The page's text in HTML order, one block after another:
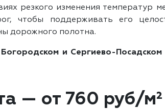
резкого изменения температур
чтобы поддерживать его
дорожного полотна.
и Сергиево-Посадском
— от 760 руб/м²